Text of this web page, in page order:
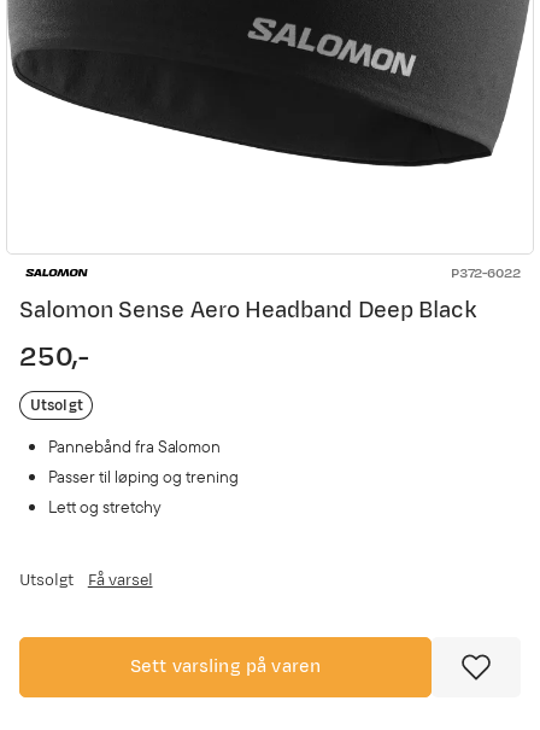
P372-6022
Salomon Sense Aero Headband Deep Black
price
250,-
Utsolgt
Pannebånd fra Salomon
Passer til løping og trening
Lett og stretchy
Utsolgt Få varsel
Sett varsling på varen